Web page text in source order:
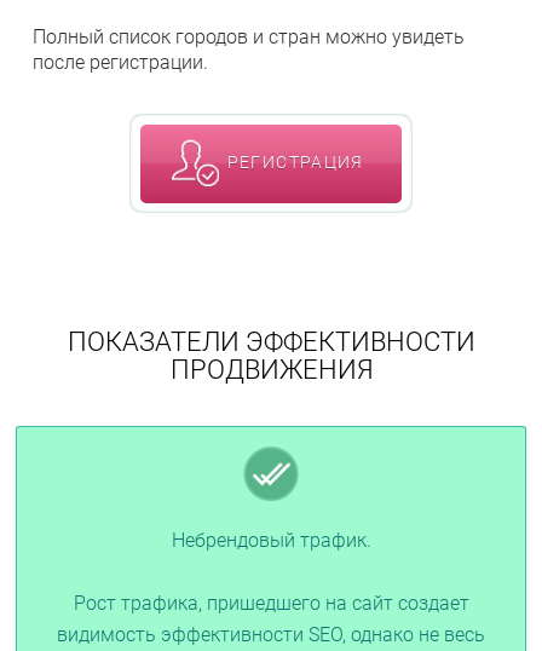
Полный список городов и стран можно увидеть
после регистрации.
РЕГИСТРАЦИЯ
ПОКАЗАТЕЛИ ЭФФЕКТИВНОСТИ
ПРОДВИЖЕНИЯ
Небрендовый трафик.
Рост трафика, пришедшего на сайт создает
видимость эффективности SEO, однако не весь